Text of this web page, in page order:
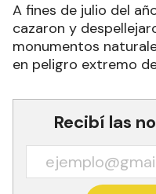
A fines de julio del
cazaron y
monumentos
en peligro extremo
Recibí las